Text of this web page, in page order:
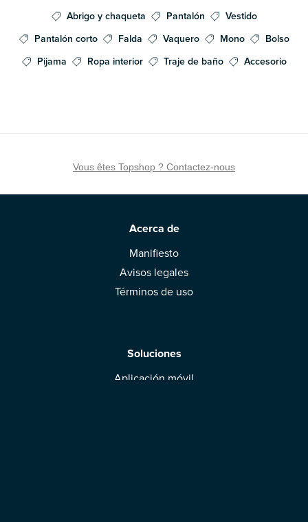
Abrigo y chaqueta
Pantalón
Vestido
Pantalón corto
Falda Vaquero Mono
Bolso
Pijama
Ropa interior Traje de baño Accesorio
Vous êtes Topshop ? Contactez-nous
Acerca de
Manifiesto
Avisos legales
Términos de uso
Soluciones
Aplicación móvil